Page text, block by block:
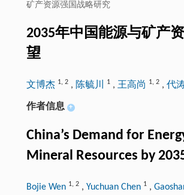
矿产资源强国战略研究
2035年中国能源与矿产
望
文博杰 1, 2, 陈毓川 1, 王高尚 1, 2, 代
作者信息 +
China’s Demand for
Mineral Resources by
Bojie Wen 1, 2, Yuchuan Chen 1,